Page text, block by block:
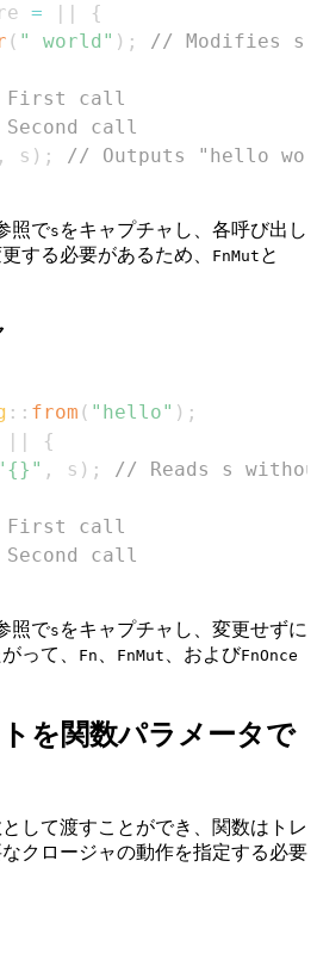
= | |
{
( " world" ) ;
// Modifies s
call
call
, s ) ;
// Outputs "hello
照でs をキャプチャし、各呼び出し
する必要があるため、
FnMut と
:: from ( "hello" ) ;
| |
{
, s ) ;
// Reads s
call
call
照でs をキャプチャし、変更せずに
って、
Fn FnMut 、およびFnOnce
を関数パラメータで
して渡すことができ、関数はトレ
クロージャの動作を指定する必要